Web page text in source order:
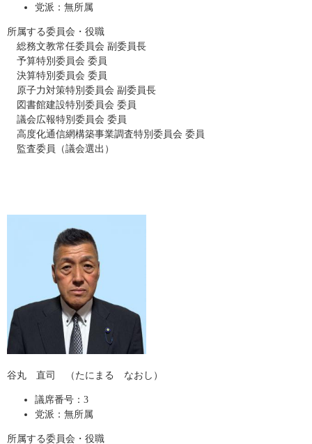
党派：無所属
所属する委員会・役職
総務文教常任委員会 副委員長
予算特別委員会 委員
決算特別委員会 委員
原子力対策特別委員会 副委員長
図書館建設特別委員会 委員
議会広報特別委員会 委員
高度化通信網構築事業調査特別委員会 委員
​ 監査委員（議会選出）
谷丸 直司 （たにまる なおし）
議席番号：3
党派：無所属
所属する委員会・役職